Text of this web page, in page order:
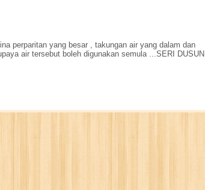
perparitan yang besar , takungan air yang dalam dan
air tersebut boleh digunakan semula ...SERI DUSUN